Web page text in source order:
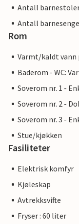
Antall
Antall
Rom
Varmt/kaldt vann
Baderom - WC:
Soverom nr. 1 -
Soverom nr. 2 -
Soverom nr. 3 -
Stue/kjøkken
Fasiliteter
Elektrisk komfyr
Kjøleskap
Avtrekksvifte
Fryser : 60 liter